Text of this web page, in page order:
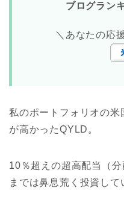
ブログラン
＼あなたの応
私のポートフォリオの
が高かったQYLD。
10％超えの超高配当（
までは鼻息荒く投資して